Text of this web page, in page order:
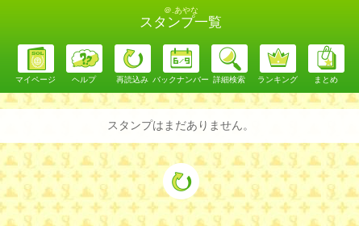
＠.あやな
スタンプ一覧
マイページ ヘルプ 再読込み バックナンバー 詳細検索 ランキング まとめ
スタンプはまだありません。